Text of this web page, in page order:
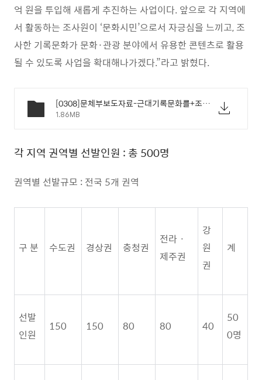
억 원을 투입해 새롭게 추진하는 사업이다. 앞으로 각 지역에
서 활동하는 조사원이 ‘문화시민’으로서 자긍심을 느끼고,조
사한 기록문화가 문화·관광 분야에서 유용한 콘텐츠로 활용
될 수 있도록 사업을 확대해나가겠다.”라고 밝혔다.
[0308]문체부보도자료-근대기록문화를+조사할+중장년+500명을+모집합니다.hwp
1.86MB
각 지역 권역별 선발인원 : 총 500명
권역별 선발규모 : 전국 5개 권역
구 분 수도권 경상권 충청권
전라 ㆍ
제주권
강
원
권
계
선발
인원
150 150 80 80 40
50
0명